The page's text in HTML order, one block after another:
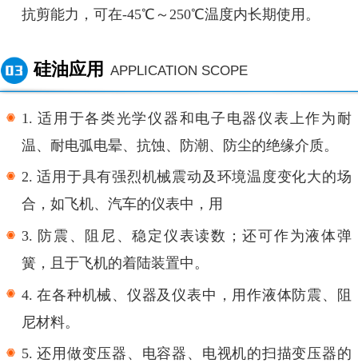
抗剪能力，可在-45℃～250℃温度内长期使用。
硅油应用 APPLICATION SCOPE
1.适用于各类光学仪器和电子电器仪表上作为耐
温、耐电弧电晕、抗蚀、防潮、防尘的绝缘介质。
2.适用于具有强烈机械震动及环境温度变化大的场
合，如飞机、汽车的仪表中，用
3. 防震、阻尼、稳定仪表读数；还可作为液体弹
簧，且于飞机的着陆装置中。
4.在各种机械、仪器及仪表中，用作液体防震、阻
尼材料。
5.还用做变压器、电容器、电视机的扫描变压器的